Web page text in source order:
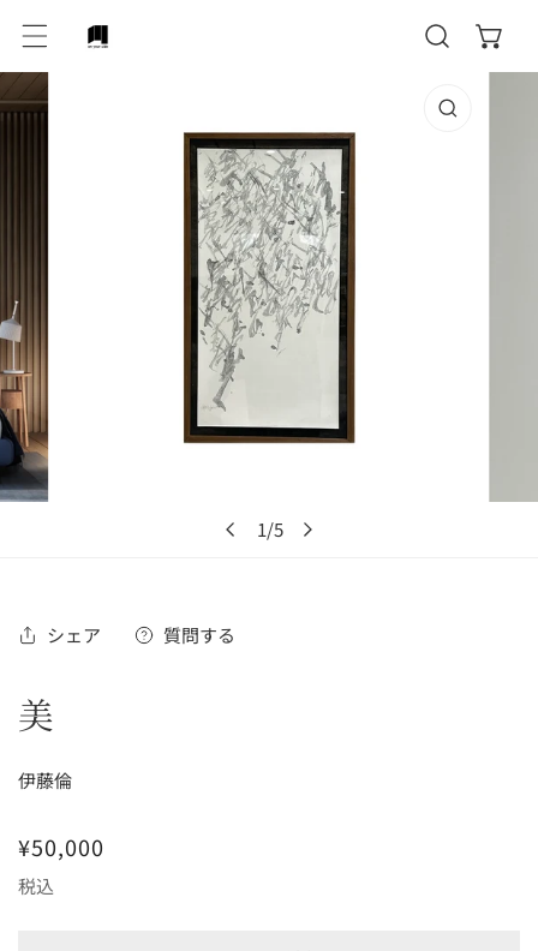
ンツにスキップ
情報にスキップ
1/5
ギャラリービューでメディアを開く
シェア 質問する
美
伊藤倫
通
常
¥50,000
税込